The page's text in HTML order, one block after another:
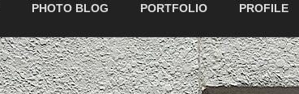
PHOTO BLOG PORTFOLIO PROFILE